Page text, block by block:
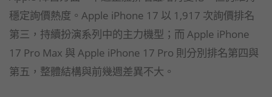
穩定詢價熱度。Apple iPhone 17 以 1,917 次詢價排名
第三，持續扮演系列中的主力機型；而 Apple iPhone
17 Pro Max 與 Apple iPhone 17 Pro 則分別排名第四與
第五，整體結構與前幾週差異不大。